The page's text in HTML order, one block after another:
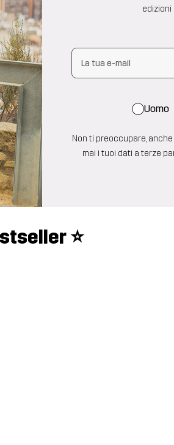
edizioni
Uomo
Non ti preoccupare,
mai i tuoi dati a terze
⭐️